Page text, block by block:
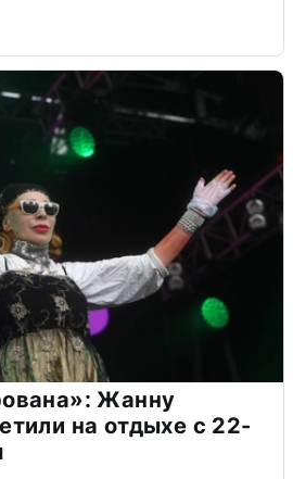
Жанну
на отдыхе с 22-